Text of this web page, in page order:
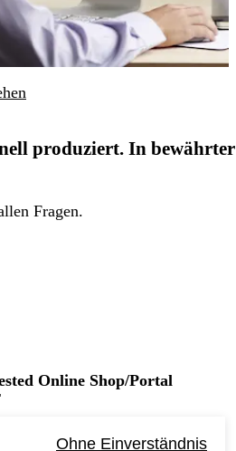
produziert. In bewährter
Fragen.
Online Shop/Portal
Ohne Einverständnis